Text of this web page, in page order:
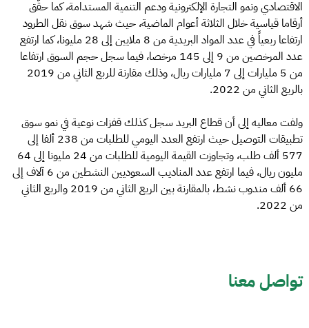
الاقتصادي ونمو التجارة الإلكترونية ودعم التنمية المستدامة، كما حقّق
أرقاما قياسية خلال الثلاثة أعوام الماضية، حيث شهد سوق نقل الطرود
ارتفاعا ربعياً في عدد المواد البريدية من 8 ملايين إلى 28 مليونا، كما ارتفع
عدد المرخصين من 9 إلى 145 مرخصا، فيما سجل حجم السوق ارتفاعا
من 5 مليارات إلى 7 مليارات ريال، وذلك مقارنة للربع الثاني من 2019
بالربع الثاني من 2022.
ولفت معاليه إلى أن قطاع البريد سجل كذلك قفزات نوعية في نمو سوق
تطبيقات التوصيل حيث ارتفع العدد اليومي للطلبات من 238 ألفا إلى
577 ألف طلب، وتجاوزت القيمة اليومية للطلبات من 24 مليونا إلى 64
مليون ريال، فيما ارتفع عدد المناديب السعوديين النشطين من 6 آلاف إلى
66 ألف مندوب نشط، بالمقارنة بين الربع الثاني من 2019 والربع الثاني
من 2022.
تواصل معنا